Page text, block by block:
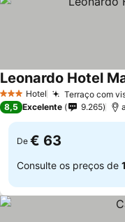
3 EstrelasHotel Terraço com
Leonardo Hotel
8,5 Excelente 9.265
De € 63
Consulte os preços de